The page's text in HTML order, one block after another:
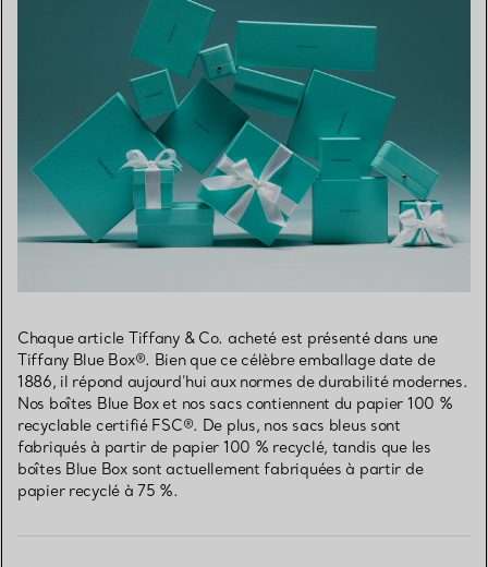
Chaque article Tiffany & Co. acheté est présenté dans une
Tiffany Blue Box®. Bien que ce célèbre emballage date de
1886, il répond aujourd’hui aux normes de durabilité modernes.
Nos boîtes Blue Box et nos sacs contiennent du papier 100 %
recyclable certifié FSC®. De plus, nos sacs bleus sont
fabriqués à partir de papier 100 % recyclé, tandis que les
boîtes Blue Box sont actuellement fabriquées à partir de
papier recyclé à 75 %.